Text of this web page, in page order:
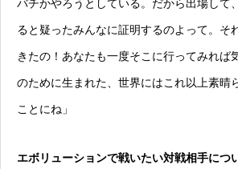
バチかやろうとしている。だから出場して
ると疑ったみんなに証明するのよって。そ
きたの！あなたも一度そこに行ってみれば
のために生まれた、世界にはこれ以上素晴
ことにね」
エボリューションで戦いたい対戦相手につ